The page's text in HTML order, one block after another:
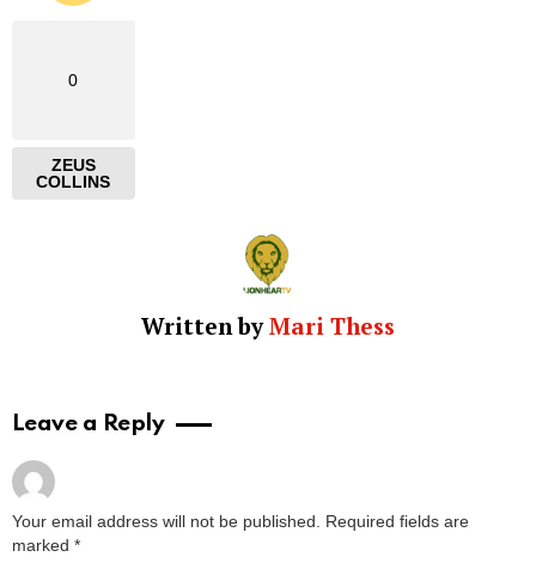
0
ZEUS
COLLINS
Written byMari Thess
Leave a Reply
Your email address will not be published.
Required fields are
marked *